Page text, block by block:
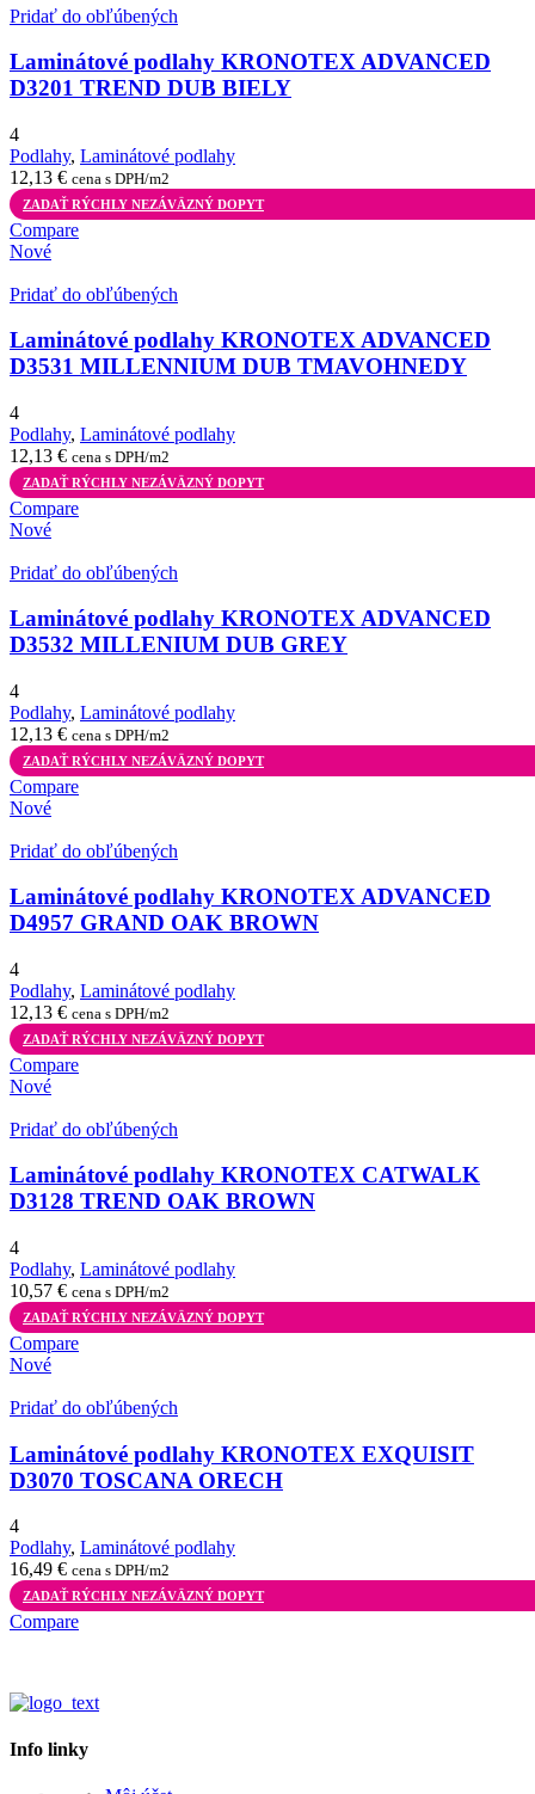
Pridať do obľúbených
Laminátové podlahy KRONOTEX ADVANCED
D3201 TREND DUB BIELY
4
Podlahy, Laminátové podlahy
12,13 € cena s DPH/m2
ZADAŤ RÝCHLY NEZÁVÄZNÝ DOPYT
Compare
Nové
Pridať do obľúbených
Laminátové podlahy KRONOTEX ADVANCED
D3531 MILLENNIUM DUB TMAVOHNEDY
4
Podlahy, Laminátové podlahy
12,13 € cena s DPH/m2
ZADAŤ RÝCHLY NEZÁVÄZNÝ DOPYT
Compare
Nové
Pridať do obľúbených
Laminátové podlahy KRONOTEX ADVANCED
D3532 MILLENIUM DUB GREY
4
Podlahy, Laminátové podlahy
12,13 € cena s DPH/m2
ZADAŤ RÝCHLY NEZÁVÄZNÝ DOPYT
Compare
Nové
Pridať do obľúbených
Laminátové podlahy KRONOTEX ADVANCED
D4957 GRAND OAK BROWN
4
Podlahy, Laminátové podlahy
12,13 € cena s DPH/m2
ZADAŤ RÝCHLY NEZÁVÄZNÝ DOPYT
Compare
Nové
Pridať do obľúbených
Laminátové podlahy KRONOTEX CATWALK
D3128 TREND OAK BROWN
4
Podlahy, Laminátové podlahy
10,57 € cena s DPH/m2
ZADAŤ RÝCHLY NEZÁVÄZNÝ DOPYT
Compare
Nové
Pridať do obľúbených
Laminátové podlahy KRONOTEX EXQUISIT
D3070 TOSCANA ORECH
4
Podlahy, Laminátové podlahy
16,49 € cena s DPH/m2
ZADAŤ RÝCHLY NEZÁVÄZNÝ DOPYT
Compare
Info linky